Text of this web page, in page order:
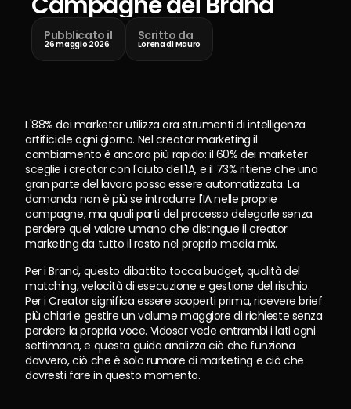
VidoserTalent
TikTok Shop Crew
Select Language
Pubblicato il
26 maggio 2026
Scritto da
Lorena di Mauro
L'88% dei marketer utilizza ora strumenti di intelligenza
artificiale ogni giorno. Nel creator marketing il
cambiamento è ancora più rapido: il 60% dei marketer
sceglie i creator con l'aiuto dell'IA, e il 73% ritiene che una
gran parte del lavoro possa essere automatizzata. La
domanda non è più se introdurre l'IA nelle proprie
campagne, ma quali parti del processo delegarle senza
perdere quel valore umano che distingue il creator
marketing da tutto il resto nel proprio media mix.
Per i Brand, questo dibattito tocca budget, qualità del
matching, velocità di esecuzione e gestione del rischio.
Per i Creator significa essere scoperti prima, ricevere brief
più chiari e gestire un volume maggiore di richieste senza
perdere la propria voce. Vidoser vede entrambi i lati ogni
settimana, e questa guida analizza ciò che funziona
davvero, ciò che è solo rumore di marketing e ciò che
dovresti fare in questo momento.